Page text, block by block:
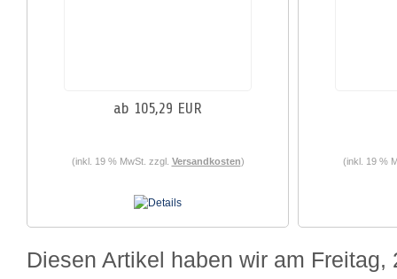
ab 105,29 EUR
(inkl. 19 % MwSt. zzgl. Versandkosten) (inkl. 19 %
Diesen Artikel haben wir am